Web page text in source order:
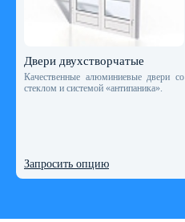
Двери двухстворчатые
Качественные алюминиевые двери со
стеклом и системой «антипаника».
Запросить опцию